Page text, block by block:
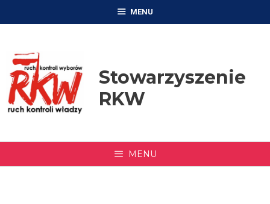
MENU
Stowarzyszenie
RKW
MENU